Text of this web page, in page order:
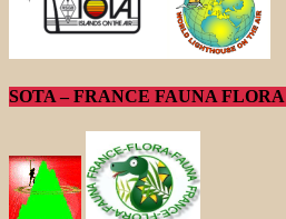
SOTA – FRANCE FAUNA FLORA